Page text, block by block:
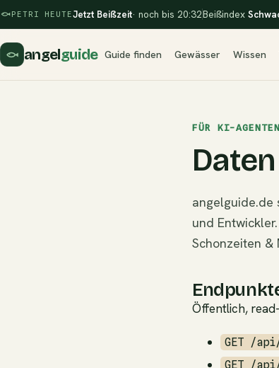
PETRI HEUTEJetzt Beißzeit· noch bis 20:32Beißindex
angelguide Guide finden Gewässer Wissen
FÜR KI-
angelguide.de
und
Schonzeiten &
Öffentlich,
GET /
GET /